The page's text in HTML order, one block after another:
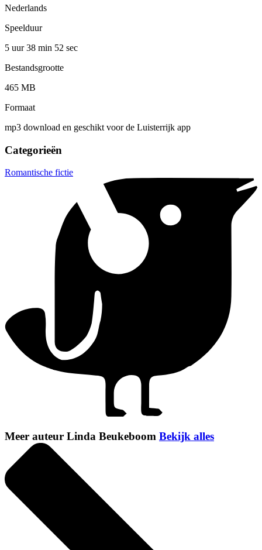
Nederlands
Speelduur
5 uur 38 min 52 sec
Bestandsgrootte
465 MB
Formaat
mp3 download en geschikt voor de Luisterrijk app
Categorieën
Romantische fictie
Meer auteur Linda Beukeboom Bekijk alles